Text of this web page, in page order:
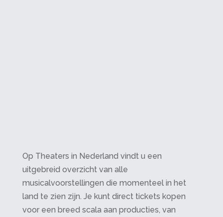
Op Theaters in Nederland vindt u een
uitgebreid overzicht van alle
musicalvoorstellingen die momenteel in het
land te zien zijn. Je kunt direct tickets kopen
voor een breed scala aan producties, van